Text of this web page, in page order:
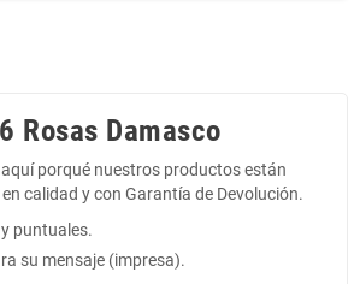
Rosas Damasco
porqué nuestros productos están
calidad y con Garantía de Devolución.
puntuales.
su mensaje (impresa).